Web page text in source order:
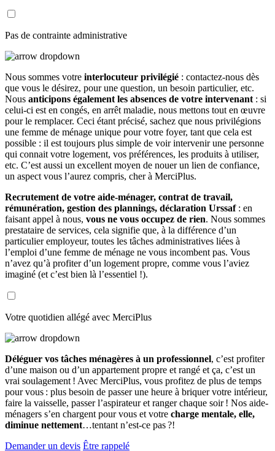
Pas de contrainte administrative
Nous sommes votre interlocuteur privilégié : contactez-nous dès
que vous le désirez, pour une question, un besoin particulier, etc.
Nous anticipons également les absences de votre intervenant : si
celui-ci est en congés, en arrêt maladie, nous mettons tout en œuvre
pour le remplacer. Ceci étant précisé, sachez que nous privilégions
une femme de ménage unique pour votre foyer, tant que cela est
possible : il est toujours plus simple de voir intervenir une personne
qui connait votre logement, vos préférences, les produits à utiliser,
etc. C’est aussi un excellent moyen de nouer un lien de confiance,
un aspect vous l’aurez compris, cher à MerciPlus.
Recrutement de votre aide-ménager, contrat de travail,
rémunération, gestion des plannings, déclaration Urssaf: en
faisant appel à nous, vous ne vous occupez de rien. Nous sommes
prestataire de services, cela signifie que, à la différence d’un
particulier employeur, toutes les tâches administratives liées à
l’emploi d’une femme de ménage ne vous incombent pas. Vous
n’avez qu’à profiter d’un logement propre, comme vous l’aviez
imaginé (et c’est bien là l’essentiel !).
Votre quotidien allégé avec MerciPlus
Déléguer vos tâches ménagères à un professionnel, c’est profiter
d’une maison ou d’un appartement propre et rangé et ça, c’est un
vrai soulagement ! Avec MerciPlus, vous profitez de plus de temps
pour vous : plus besoin de passer une heure à briquer votre intérieur,
faire la vaisselle, passer l’aspirateur et ranger chaque soir ! Nos aide-
ménagers s’en chargent pour vous et votre charge mentale, elle,
diminue nettement…tentant n’est-ce pas ?!
Demander un devis Être rappelé